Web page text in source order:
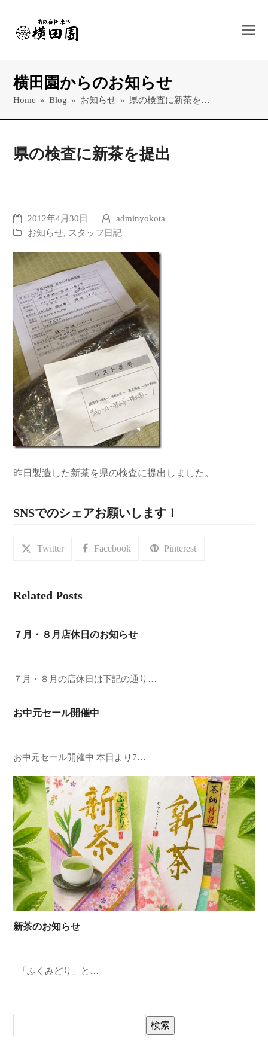
横田園からのお知らせ
Home » Blog » お知らせ » 県の検査に新茶を…
県の検査に新茶を提出
2012年4月30日
adminyokota
お知らせ, スタッフ日記
昨日製造した新茶を県の検査に提出しました。
SNSでのシェアお願いします！
Twitter Facebook Pinterest
Related Posts
７月・８月店休日のお知らせ
７月・８月の店休日は下記の通り…
お中元セール開催中
お中元セール開催中 本日より7…
新茶のお知らせ
「ふくみどり」と…
検索